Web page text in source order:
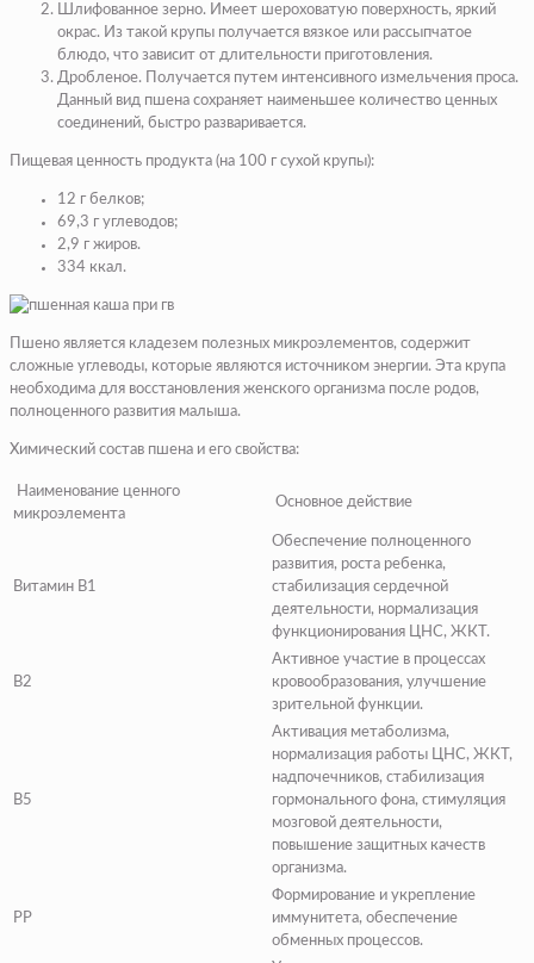
Шлифованное зерно. Имеет шероховатую поверхность, яркий
окрас. Из такой крупы получается вязкое или рассыпчатое
блюдо, что зависит от длительности приготовления.
Дробленое. Получается путем интенсивного измельчения проса.
Данный вид пшена сохраняет наименьшее количество ценных
соединений, быстро разваривается.
Пищевая ценность продукта (на 100 г сухой крупы):
12 г белков;
69,3 г углеводов;
2,9 г жиров.
334 ккал.
Пшено является кладезем полезных микроэлементов, содержит
сложные углеводы, которые являются источником энергии. Эта крупа
необходима для восстановления женского организма после родов,
полноценного развития малыша.
Химический состав пшена и его свойства:
Наименование ценного
микроэлемента
Основное действие
Витамин B1
Обеспечение полноценного
развития, роста ребенка,
стабилизация сердечной
деятельности, нормализация
функционирования ЦНС, ЖКТ.
B2
Активное участие в процессах
кровообразования, улучшение
зрительной функции.
B5
Активация метаболизма,
нормализация работы ЦНС, ЖКТ,
надпочечников, стабилизация
гормонального фона, стимуляция
мозговой деятельности,
повышение защитных качеств
организма.
PP
Формирование и укрепление
иммунитета, обеспечение
обменных процессов.